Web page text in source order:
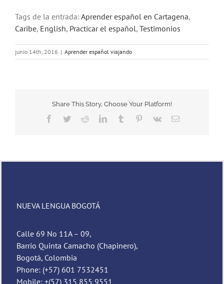
Tags de la entrada: Aprender español en Cartagena,
Caribe, English, Practicar el español, Testimonios
junio 14th, 2016 | Aprender español viajando
Share This Story, Choose Your Platform!
Facebook
TwitterRedditLinkedInTumblr Pinterest
Vk Email
NUEVA LENGUA BOGOTÁ
Calle 69 No 11A – 09,
Barrio Quinta Camacho (Chapinero),
Bogotá, Colombia
Phone: (+57) 601 7532451
Mobile: +(57) 315 855 9551